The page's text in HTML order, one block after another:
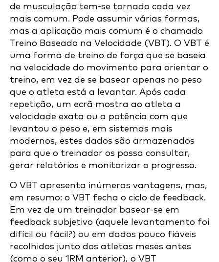
de musculação tem-se tornado cada vez
mais comum. Pode assumir várias formas,
mas a aplicação mais comum é o chamado
Treino Baseado na Velocidade (VBT). O VBT é
uma forma de treino de força que se baseia
na velocidade do movimento para orientar o
treino, em vez de se basear apenas no peso
que o atleta está a levantar. Após cada
repetição, um ecrã mostra ao atleta a
velocidade exata ou a potência com que
levantou o peso e, em sistemas mais
modernos, estes dados são armazenados
para que o treinador os possa consultar,
gerar relatórios e monitorizar o progresso.
O VBT apresenta inúmeras vantagens, mas,
em resumo: o VBT fecha o ciclo de feedback.
Em vez de um treinador basear-se em
feedback subjetivo (aquele levantamento foi
difícil ou fácil?) ou em dados pouco fiáveis
recolhidos junto dos atletas meses antes
(como o seu 1RM anterior), o VBT